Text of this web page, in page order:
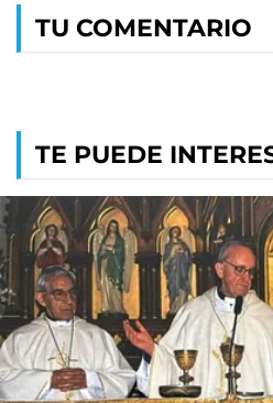
TU COMENTARIO
TE PUEDE